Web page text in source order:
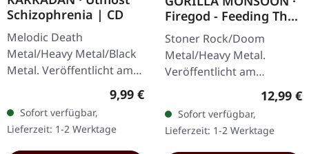
Schizophrenia | CD
Melodic Death
Metal/Heavy Metal/Black
Metal. Veröffentlicht am
08.03.2004, auf Supreme
Chaos Records. CD im
Jewelcase mit 16-seitigem
Booklet.…
Regulärer Preis:
9,99 €
Sofort verfügbar,
Lieferzeit: 1-2 Werktage
Firegod - Feeding The
Beast | CD
Stoner Rock/Doom
Metal/Heavy Metal.
Veröffentlicht am
11.05.2018, auf Supreme
Chaos Records. CD im
Jewelcase mit 8-seitigem
Booklet. Das dritte
12,99 €
Sofort verfügbar,
Lieferzeit: 1-2 Werktage